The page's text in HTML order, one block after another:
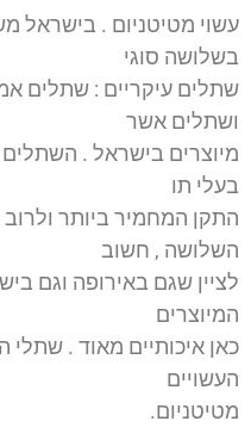
עשוי מטיטניום . בישראל
בשלושה סוגי
שתלים עיקריים : שתלים
ושתלים אשר
מיוצרים בישראל .
בעלי תו
התקן המחמיר ביותר
השלושה , חשוב
לציין שגם באירופה וגם
המיוצרים
כאן איכותיים מאוד . שתלי
העשויים
מטיטניום.